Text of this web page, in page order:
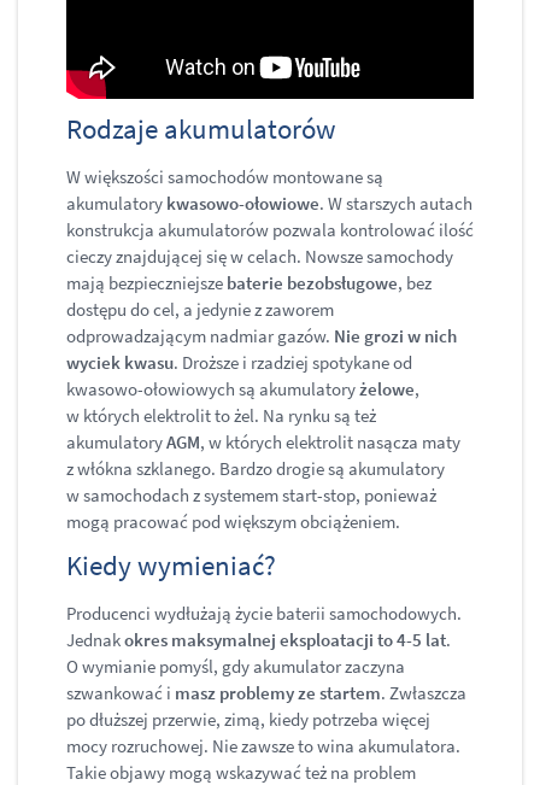
Rodzaje akumulatorów
W większości samochodów montowane są
akumulatory kwasowo-ołowiowe. W starszych autach
konstrukcja akumulatorów pozwala kontrolować ilość
cieczy znajdującej się w celach. Nowsze samochody
mają bezpieczniejsze baterie bezobsługowe, bez
dostępu do cel, a jedynie z zaworem
odprowadzającym nadmiar gazów. Nie grozi w nich
wyciek kwasu. Droższe i rzadziej spotykane od
kwasowo-ołowiowych są akumulatoryżelowe,
w których elektrolit to żel. Na rynku są też
akumulatoryAGM, w których elektrolit nasącza maty
z włókna szklanego. Bardzo drogie są akumulatory
w samochodach z systemem start-stop, ponieważ
mogą pracować pod większym obciążeniem.
Kiedy wymieniać?
Producenci wydłużają życie baterii samochodowych.
Jednakokres maksymalnej eksploatacji to 4-5 lat.
O wymianie pomyśl, gdy akumulator zaczyna
szwankować i masz problemy ze startem. Zwłaszcza
po dłuższej przerwie, zimą, kiedy potrzeba więcej
mocy rozruchowej. Nie zawsze to wina akumulatora.
Takie objawy mogą wskazywać też na problem